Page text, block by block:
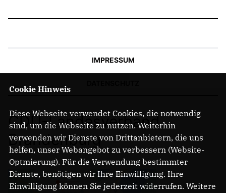
IMPRESSUM
CDU-Landesverband
Brandenburg
Cookie Hinweis
Diese Webseite verwendet Cookies, die notwendig
sind, um die Webseite zu nutzen. Weiterhin
verwenden wir Dienste von Drittanbietern, die uns
helfen, unser Webangebot zu verbessern (Website-
Optmierung). Für die Verwendung bestimmter
Dienste, benötigen wir Ihre Einwilligung. Ihre
Einwilligung können Sie jederzeit widerrufen. Weitere